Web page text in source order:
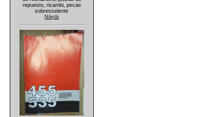
repuesto, ricambi, pecas
sobresselente
Näytä